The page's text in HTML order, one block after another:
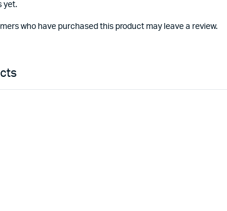
yet.
who have purchased this product may leave a review.